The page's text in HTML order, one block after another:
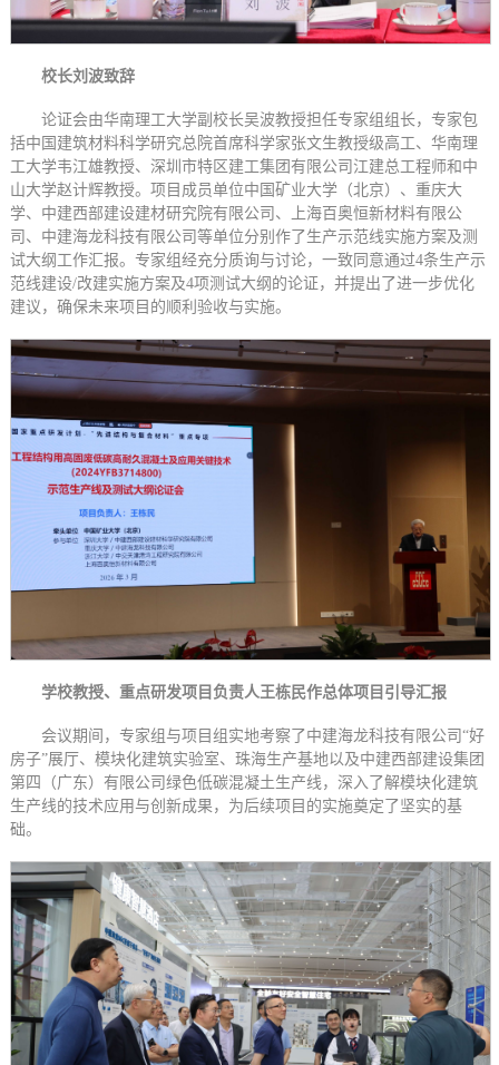
校长刘波致辞
论证会由华南理工大学副校长吴波教授担任专家组组长，专家包
括中国建筑材料科学研究总院首席科学家张文生教授级高工、华南理
工大学韦江雄教授、深圳市特区建工集团有限公司江建总工程师和中
山大学赵计辉教授。项目成员单位中国矿业大学（北京）、重庆大
学、中建西部建设建材研究院有限公司、上海百奥恒新材料有限公
司、中建海龙科技有限公司等单位分别作了生产示范线实施方案及测
试大纲工作汇报。专家组经充分质询与讨论，一致同意通过4条生产示
范线建设/改建实施方案及4项测试大纲的论证，并提出了进一步优化
建议，确保未来项目的顺利验收与实施。
学校教授、重点研发项目负责人王栋民作总体项目引导汇报
会议期间，专家组与项目组实地考察了中建海龙科技有限公司“好
房子”展厅、模块化建筑实验室、珠海生产基地以及中建西部建设集团
第四（广东）有限公司绿色低碳混凝土生产线，深入了解模块化建筑
生产线的技术应用与创新成果，为后续项目的实施奠定了坚实的基
础。